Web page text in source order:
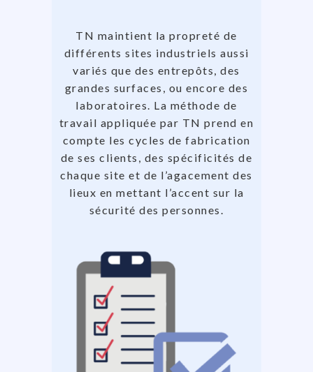
TN maintient la propreté de
différents sites industriels aussi
variés que des entrepôts, des
grandes surfaces, ou encore des
laboratoires. La méthode de
travail appliquée par TN prend en
compte les cycles de fabrication
de ses clients, des spécificités de
chaque site et de l’agacement des
lieux en mettant l’accent sur la
sécurité des personnes.